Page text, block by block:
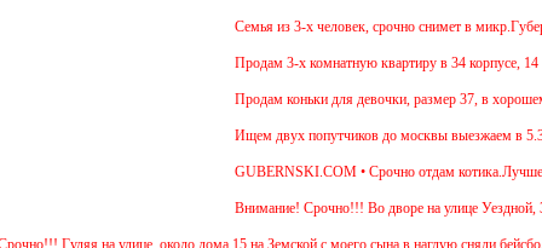
Семья из 3-х человек, срочно снимет в
Продам 3-х комнатную квартиру в 34 корпусе,
Продам коньки для девочки, размер 37, в хорошем
Ищем двух попутчиков до москвы выезжаем в
GUBERNSKI.COM • Срочно отдам котика.Лучше
Внимание! Срочно!!! Во дворе на улице Уездной, 3
Гуляя на улице, около дома 15 на Земской с моего сына в наглую сняли